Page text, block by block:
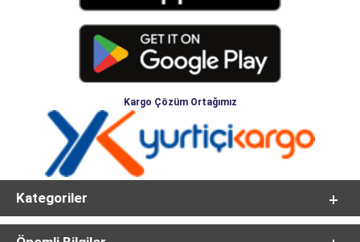
Kargo Çözüm Ortağımız
Kategoriler